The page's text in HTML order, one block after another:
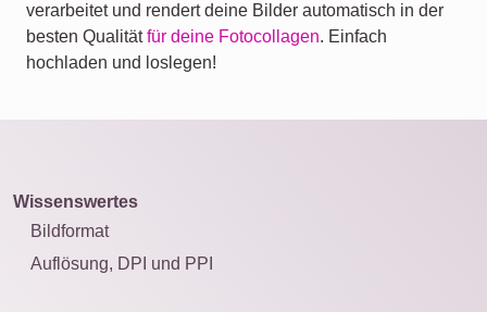
verarbeitet und rendert deine Bilder automatisch in der
besten Qualitätfür deine Fotocollagen. Einfach
hochladen und loslegen!
Wissenswertes
Bildformat
Auflösung, DPI und PPI